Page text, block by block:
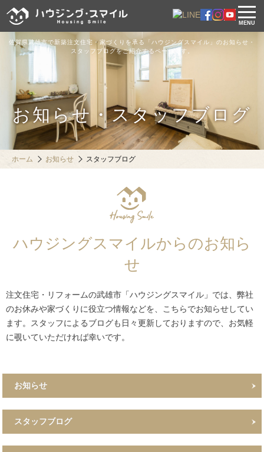
佐賀県武雄市で新築注文住宅・家づくりを承る「ハウジングスマイル」のお知らせ・
スタッフブログをご紹介するページです。
お知らせ・スタッフブログ
MENU
ホーム お知らせ スタッフブログ
ハウジングスマイルからのお知ら
せ
注文住宅・リフォームの武雄市「ハウジングスマイル」では、弊社
のお休みや家づくりに役立つ情報などを、こちらでお知らせしてい
ます。スタッフによるブログも日々更新しておりますので、お気軽
に覗いていただければ幸いです。
お知らせ
スタッフブログ